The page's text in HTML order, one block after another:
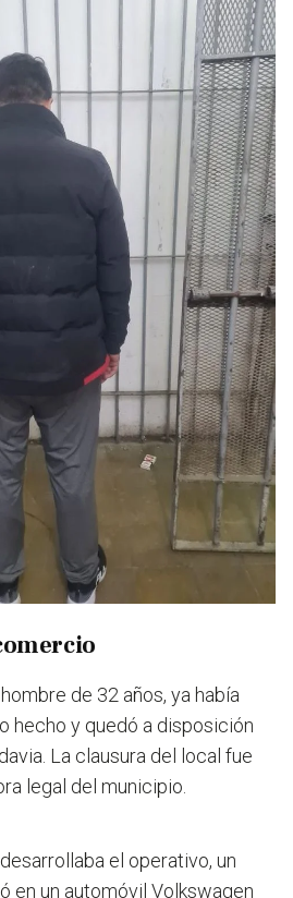
de 32 años, ya había
hecho y quedó a disposición
La clausura del local fue
legal del municipio.
el operativo, un
en un automóvil Volkswagen